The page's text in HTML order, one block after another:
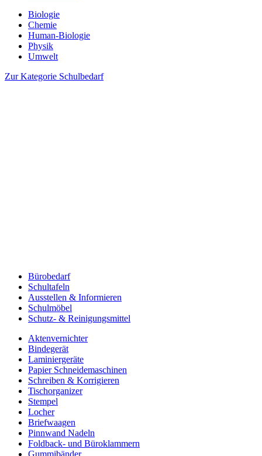
Biologie
Chemie
Human-Biologie
Physik
Umwelt
Zur Kategorie Schulbedarf
Bürobedarf
Schultafeln
Ausstellen & Informieren
Schulmöbel
Schutz- & Reinigungsmittel
Aktenvernichter
Bindegerät
Laminiergeräte
Papier Schneidemaschinen
Schreiben & Korrigieren
Tischorganizer
Stempel
Locher
Briefwaagen
Pinnwand Nadeln
Foldback- und Büroklammern
Gummibänder